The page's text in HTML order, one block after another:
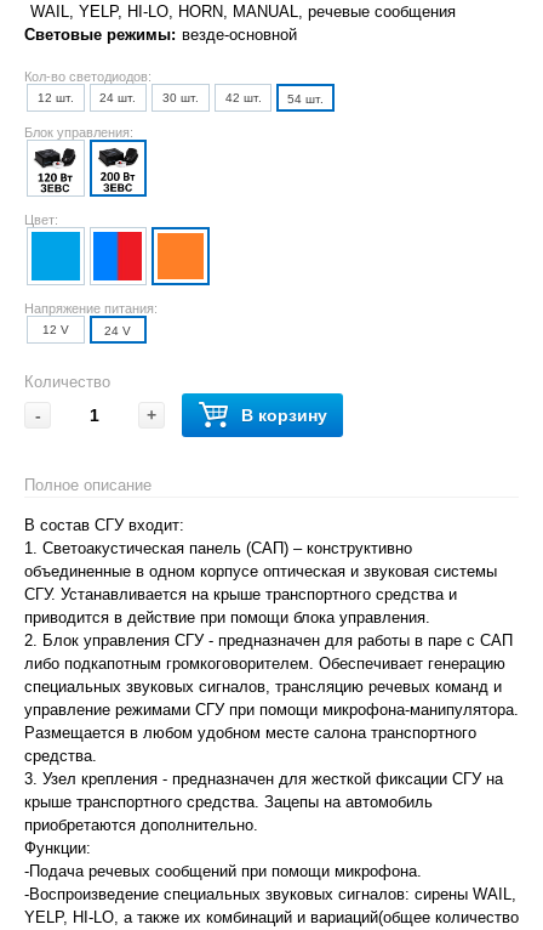
WAIL, YELP, HI-LO, HORN, MANUAL, речевые сообщения
Световые режимы: везде-основной
Кол-во светодиодов:
12 шт. 24 шт. 30 шт. 42 шт. 54 шт.
Блок управления:
Цвет:
Напряжение питания:
12 V 24 V
Количество
- + В корзину
Полное описание
В состав СГУ входит:
1. Светоакустическая панель (САП) – конструктивно
объединенные в одном корпусе оптическая и звуковая системы
СГУ. Устанавливается на крыше транспортного средства и
приводится в действие при помощи блока управления.
2. Блок управления СГУ - предназначен для работы в паре с САП
либо подкапотным громкоговорителем. Обеспечивает генерацию
специальных звуковых сигналов, трансляцию речевых команд и
управление режимами СГУ при помощи микрофона-манипулятора.
Размещается в любом удобном месте салона транспортного
средства.
3. Узел крепления - предназначен для жесткой фиксации СГУ на
крыше транспортного средства. Зацепы на автомобиль
приобретаются дополнительно.
Функции:
-Подача речевых сообщений при помощи микрофона.
-Воспроизведение специальных звуковых сигналов: сирены WAIL,
YELP, HI-LO, а также их комбинаций и вариаций(общее количество